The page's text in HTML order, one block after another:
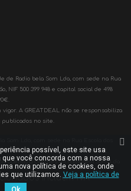
de Radio bela Som Lda, com sede na Rua
NIF 500 399 948 e capital social de 498
A GREATDEAL não se responsabiliza
no site.
399 948 e capital social de 498 797,90€.
apenas a clientes da Radiobela Som Lda
incluem IVA
possível, este site usa
você concorda com a nossa
nova política de cookies, onde
que utilizamos. Veja a política de